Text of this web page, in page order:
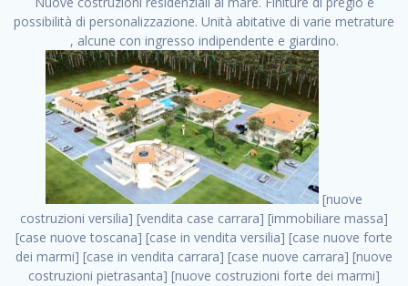
possibilità di personalizzazione. Unità abitative di varie metrature
, alcune con ingresso indipendente e giardino.
[nuove costruzioni versilia] [vendita case carrara] [immobiliare massa] [case nuove toscana] [case in vendita versilia] [case nuove forte dei marmi] [case in vendita carrara] [case nuove carrara] [nuove costruzioni pietrasanta] [nuove costruzioni forte dei marmi] [immobiliare versilia] [case nuove massa] [case nuove pietrasanta] [case nuove liguria] [immobiliare forte dei marmi] [nuove costruzioni liguria] [nuove costruzioni carrara] [nuove costruzioni massa] [immobiliare carrara] case in vendita toscana [immobiliare liguria] [case in vendita massa] [vendita case massa] [vendita case versilia] [nuove costruzioni toscana] [immobiliare pietrasanta] [immobiliare toscana] [case nuove versilia] nuove costruzioni case nuove in vendita case nuove case in costruzione case nuova costruzione appartamenti nuova costruzione case in vendita nuove costruzioni terreno edificabile nuove costruzioni milano marina di carrara carrara massa massa carrara toscana versilia case in vendita a milano case in vendita a roma appartamenti nuovi in vendita vendita case milano case in vendita torino case in vendita milano case di nuova costruzione nuove costruzioni roma case in vendita roma , costruzioni edili . vendita case roma vendita case torino villette nuova costruzione vendita case privati cerco casa milano vendita case impresa edile vendita case genova vendita immobili vendita case nuove cerco casa ville nuova costruzione annunci case in vendita case in vendita nuova costruzione nuove case in vendita case in vendita da privati villette a schiera cerco casa in vendita case in affitto vendita nuove costruzioni costruire case affitto affitto negozio milano cerco casa roma cerco casa nuova costruzione appartamenti in costruzione, costruzioni edili . case nuove vendita case in vendita nuove case nuove milano nuove costruzioni morena case in vendita costruzioni case case in vendita tor vergata nuova annunci vendita case case in vendita milano centro, costruzioni edili . vendita case nuova costruzione case in vendita privati agenzia immobiliare appartamenti di nuova costruzione ville in costruzione case in vendita a opera nuova costruzione nuove costruzioni torino, costruzioni edili . appartamenti nuovi impresa edile roma trova casa costruzioni nuove appartamenti in affitto cantieri in costruzione, costruzioni edili . immobiliare nuove costruzioni case in vendita dragona appartamenti in vendita siti vendita case case in vendita roma nord nuovi costruzioni ville nuove in vendita nuove costruzioni in vendita trovocasa cerco casa affitto villette in vendita nuove costruzioni immobiliari nuove costruzioni bologna toscano immobiliare palermo nuovi appartamenti vendita case dragona nuova costruzione case in vendita villaggio prenestino, costruzioni edili . case in vendita dal costruttore imprese edili torino nuove costruzioni firenze immobiliare case nuove in costruzione toscano immobiliare milano, costruzioni edili . casanuova case in vendita acilia dragona case in vendita di nuova costruzione case in vendita da costruttore nuove costruzioni eur case e cantieri appartamenti in vendita nuova costruzione case in vendita a dragona roma case in vendita nuove case in costruzione porta portese immobiliare appartamenti cerco casa disperatamente case in vendita torresina cascine in vendita vendita immobili roma, costruzioni edili . milano nuove costruzioni morena case in vendita costruzioni edili nuove costruzioni catania visure catastali on line gratis nuove costruzioni monza case in costruzione milano, costruzioni edili . nuove costruzioni boccea vendita immobili milano attico immobiliare roma vendita imprese edili bergamo impresa edile bologna case in vendita a classe appartamento nuovo nuove costruzioni pietralata case costruzione case in vendita roma sud nuove costruzioni residenziali a milano appartamenti nuova costruzione milano case in vendita boccea case in vendita morena nuove costruzioni vendita immobili privati, costruzioni edili . comprare casa nuova costruzione case in vendita con leasing case in vendita ostia antica case nuova costruzione milano appartamenti nuovi milano case nuove roma nuove costruzioni bari edilizia convenzionata case in vendita a tortona villaggio prenestino case in vendita toscano immobiliare professione casa nuove costruzioni parma impresa costruzioni nuove case nuove costruzioni bergamo vendita immobili torino ville di nuova costruzione solo affitti appartamento nuovo in vendita appartamenti nuova costruzione roma case nuova costruzione roma, costruzioni edili . nuove costruzioni a milano case in costruzione roma impresa di costruzioni grimaldi immobiliare costruzioni villetta nuova costruzione case in vendita da imprese edili cerco casa a acquisto casa in costruzione nuove costruzioni mare costruzioni immobiliari cantieri nuove costruzioni acquisto casa nuova costruzione nuove costruzioni padova comprare casa in costruzione impresa edile napoli nuove costruzioni pescara casa risorse immobiliari, costruzioni edili . immobili in costruzione villette nuove villette nuove in vendita gabetti imprese edili verona nuove costruzioni milano sud nuovi immobili nuove costruzioni legnano, costruzioni edili . cantieri nuove costruzioni milano villa nuova case vendita nuove costruzioni appartamenti in vendita nuovi immobili nuovi costruttori case imprese edili brescia nuovi appartamenti milano case in vendita selva nera casa nuova retecasa case nuova costruzione in vendita monolocale imprese edili firenze imprese edili padova frimm vendita case dragona nuove costruzioni vendita imprese edili parma imprese di costruzioni milano immobiliare toscano frimm immobiliare roma case case dal costruttore acquisto terreno agricolo imprese edili italiane roma vende casa case nuove a milano nuove costruzioni a roma imprese costruzioni roma cerco casa nuova immobili di nuova costruzione case in vendita castelverde roma impresa edile palermo rent to buy roma nuove costruzioni, costruzioni edili . tempocasa case in vendita a riscatto nuove costruzioni varese nuove costruzioni bolzano vendita case in costruzione nuove costruzioni lecce cantiere milano costruire villa imprese edili treviso impresa edile catania case in vendita roma tiburtina vendita appartamenti nuova costruzione vendita immobili commerciali case nuove in vendita milano nuove costruzioni seregno cerca casa vendita cerco casa milano vendita nuove costruzioni milano ovest vendita case nuove milano imprese edili modena nuove costruzioni milano centro case in vendita aranova nuove abitazioni, costruzioni edili ., costruzioni edili . nuove costruzioni brescia nuove costruzioni como appartamenti nuovi in vendita a milano case in vendita bologna nuove costruzioni appartamenti in vendita milano nuova costruzione imprese edili como morena nuove costruzioni nuove costruzioni case vendita appartamenti nuovi nuove costruzioni salerno eurekasa villette in costruzione bilocali nuovi case nuove in vendita a roma case in vendita con permuta nuove costruzioni trento impresa edile varese imprese costruzioni milano imprese edili venezia case in vendita prenestina imprese edili spa nuove costruzioni gallarate roma nuove costruzioni case in nuova costruzione nuovi case nuove in vendita a milano nuove costruzioni loano nuovi cantieri milano imprese edili novara case in vendita roma est imprese di costruzioni roma appartamenti in costruzione milano nuovi cantieri cerco casa vendita milano nuove costruzioni brugherio vendita case da imprese edili imprese edili udine nuove costruzioni direttamente dal costruttore imprese edili vicenza case in vendita a loano nuova costruzione nuove villette prezzi case nuove case in vendita in costruzione compravendita terreno agricolo cantiere, costruzioni edili . case in vendita milano navigli costruzione nuova casa costruzioni nuove milano nuove costruzioni roma rent to buy nuove costruzioni taranto palazzo in costruzione vendita appartamenti nuova costruzione milano centro costruzioni milano case in vendita milano nuove costruzioni case in vendita milano sud impresa edile como case nuove a roma boccea case in vendita imprese edili trento nuove costruzioni buccinasco case in costruzione a milano nuove costruzioni ripamonti case in vendita a salerno nuove costruzioni nuove residenze milano case nuove vendita milano nuove costruzioni milano nord nuove costruzioni livorno vendita nuove costruzioni roma nuove costruzioni liguria costruzioni roma cerco casa roma vendita nuove costruzioni classe a impresa edile rimini nuovi annunci case in vendita nuove costruzioni magenta todini costruzioni case grezze in vendita vendita appartamenti nuovi milano case in vendita gallaratese milano nuove costruzioni arezzo, costruzioni edili . case in vendita castelverde case nuove dal costruttore nuovo appartamento nuove costruzioni desenzano imprese edili lombardia imprese edili veneto appartamenti in costruzione roma case vendita pescara nuove costruzioni case in vendita ad acilia imprese edili verona e provincia nuove costruzioni desio appartamenti classe a milano firenze nuove costruzioni pirelli re immobiliare grandi imprese di costruzioni case in vendita torresina roma case in vendita navigli milano nuove costruzioni roma centro nuovecostruzioni appartamenti nuovi a milano impresa edile ancona nuove residenze dragona case in vendita nuove costruzioni brindisi vendita nuove costruzioni milano case in vendita arredate nuove case milano case nuove milano centro sito impresa edile nuove costruzioni montesilvano case vendita monza nuove costruzioni vendita case nuove roma impresa edile mon